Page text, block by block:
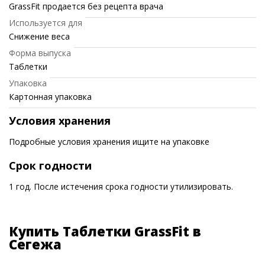
GrassFit продается без рецепта врача
Используется для
Снижение веса
Форма выпуска
Таблетки
Упаковка
Картонная упаковка
Условия хранения
Подробные условия хранения ищите на упаковке
Срок годности
1 год. После истечения срока годности утилизировать.
Купить Таблетки GrassFit в
Сегежа